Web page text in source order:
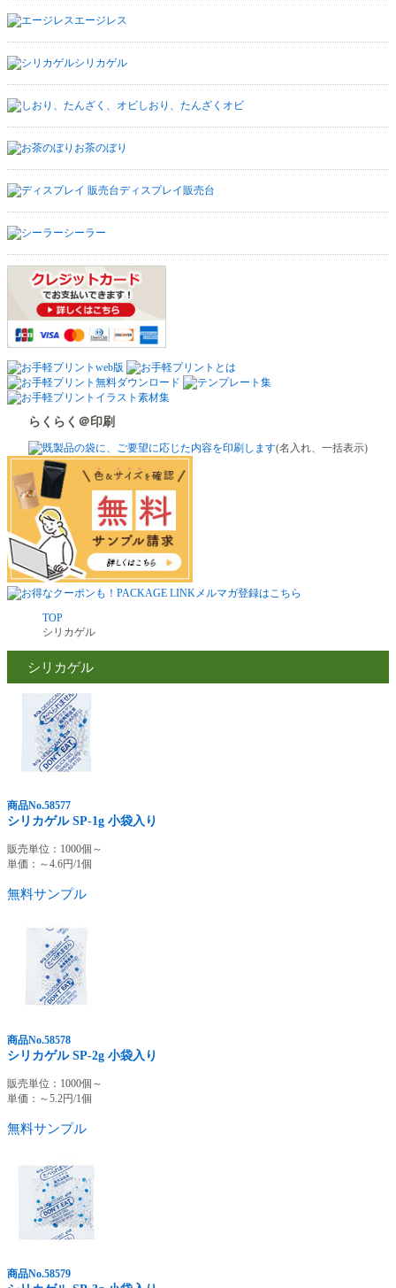
エージレス
シリカゲル
しおり、たんざくオビ
お茶のぼり
ディスプレイ販売台
シーラー
らくらく＠印刷
(名入れ、一括表示)
TOP
シリカゲル
シリカゲル
商品No.58577
シリカゲル SP-1g 小袋入り
販売単位：1000個～
単価：～4.6円/1個
無料サンプル
商品No.58578
シリカゲル SP-2g 小袋入り
販売単位：1000個～
単価：～5.2円/1個
無料サンプル
商品No.58579